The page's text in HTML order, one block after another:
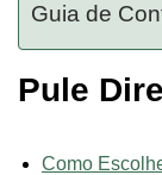
Guia de
Pule
Como